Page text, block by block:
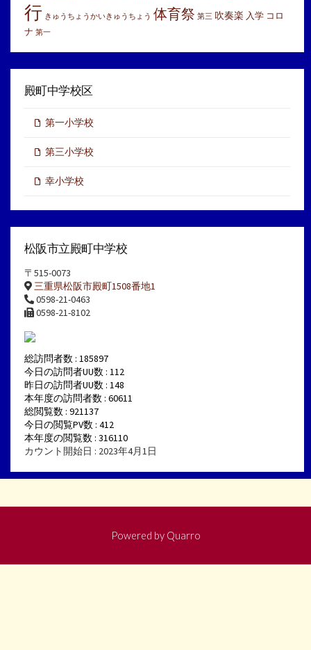
行 きゅうちょうかいきゅうちょう 体育祭 第三 吹奏楽 入学 コロ
ナ 第一
殿町中学校区
第一小学校
第三小学校
幸小学校
松阪市立殿町中学校
〒515-0073
三重県松阪市殿町1508番地1
0598-21-0463
0598-21-8102
総訪問者数 : 185897
今日の訪問者UU数 : 112
昨日の訪問者UU数 : 148
本年度の訪問者数 : 60611
総閲覧数 : 921137
今日の閲覧PV数 : 412
本年度の閲覧数 : 316110
カウント開始日 : 2023年4月1日
Powered by Quarro